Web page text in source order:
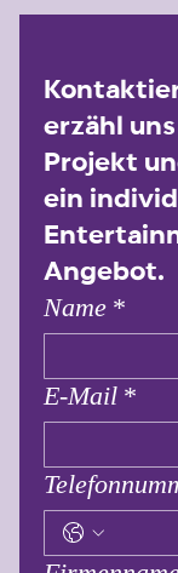
erzähl
Projekt
ein
Angebot.
Name *
E-Mail *